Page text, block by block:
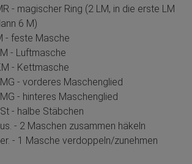
- magischer Ring (2 LM, in die erste LM
6 M)
- feste Masche
- Luftmasche
- Kettmasche
- vorderes Maschenglied
- hinteres Maschenglied
- halbe Stäbchen
- 2 Maschen zusammen häkeln
- 1 Masche verdoppeln/zunehmen